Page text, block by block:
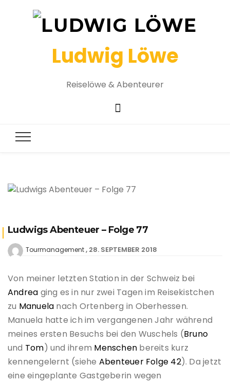
Ludwig Löwe
Reiselöwe & Abenteurer
Ludwigs Abenteuer – Folge 77
Tourmanagement 28. SEPTEMBER 2018
Von meiner letzten Station in der Schweiz bei
Andrea ging es in nur zwei Tagen im Reisekistchen
zu Manuela nach Ortenberg in Oberhessen.
Manuela hatte ich im vergangenen Jahr während
meines ersten Besuchs bei den Wuschels (Bruno
und Tom) und ihrem Menschen bereits kurz
kennengelernt (siehe Abenteuer Folge 42). Da jetzt
eine eingeplante Gastgeberin wegen